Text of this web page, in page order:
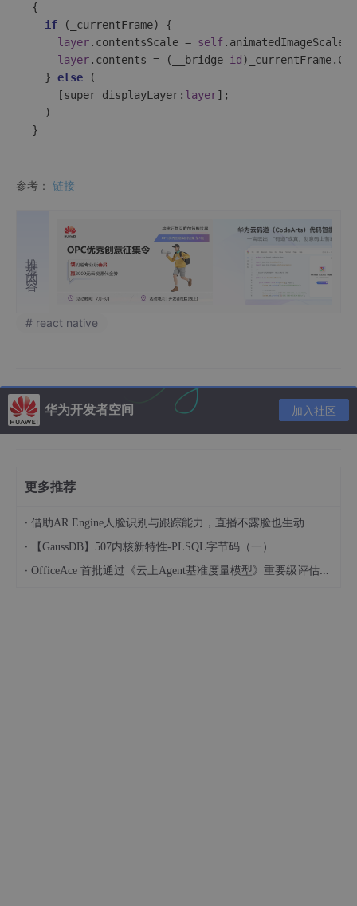
{
if (_currentFrame) {
layer.contentsScale = self.animatedImageScale;
layer.contents = (__bridge id
  }
else (
  	[super displayLayer:
layer];
  )
参考： 链接
推荐内容
# react native
华为开发者空间 加入社区
更多推荐
· 借助AR Engine人脸识别与跟踪能力，直播不露脸也生动
· 【GaussDB】507内核新特性-PLSQL字节码（一）
· OfficeAce 首批通过《云上Agent基准度量模型》重要级评估，定义智能体可信新标杆